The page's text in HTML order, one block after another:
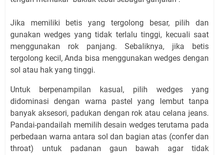
Jika memiliki betis yang tergolong besar, pilih dan
gunakan wedges yang tidak terlalu tinggi, kecuali saat
menggunakan rok panjang. Sebaliknya, jika betis
tergolong kecil, Anda bisa menggunakan wedges dengan
sol atau hak yang tinggi.
Untuk berpenampilan kasual, pilih wedges yang
didominasi dengan warna pastel yang lembut tanpa
banyak aksesori, padukan dengan rok atau celana jeans.
Pandai-pandailah memilih desain wedges terutama pada
perbedaan warna antara sol dan bagian atas (confer dan
throat) untuk padanan gaun bawah agar tidak